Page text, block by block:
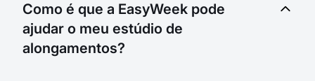
Como é que a EasyWeek pode
ajudar o meu estúdio de
alongamentos?